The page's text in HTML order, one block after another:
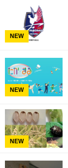
NEW
NEW
NEW